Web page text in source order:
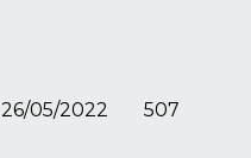
26/05/2022 507